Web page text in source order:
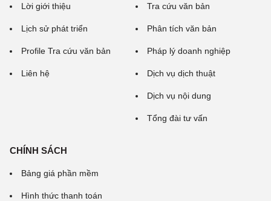
Lời giới thiệu
Lịch sử phát triển
Profile Tra cứu văn bản
Liên hệ
Tra cứu văn bản
Phân tích văn bản
Pháp lý doanh nghiệp
Dịch vụ dịch thuật
Dịch vụ nội dung
Tổng đài tư vấn
CHÍNH SÁCH
Bảng giá phần mềm
Hình thức thanh toán